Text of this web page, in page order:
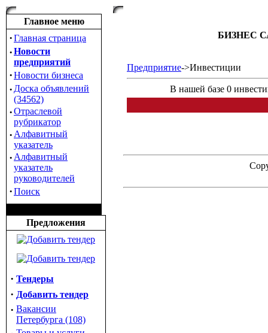
Главное меню
·Главная страница
·Новости
предприятий
·Новости бизнеса
· Доска объявлений
(34562)
·Отраслевой
рубрикатор
· Алфавитный
указатель
· Алфавитный
указатель
руководителей
·Поиск
Предложения
· Тендеры
· Добавить тендер
· Вакансии
Петербурга (108)
БИЗНЕС
Предприятие->Инвестиции
В нашей базе 0